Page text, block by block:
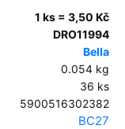
1 ks = 3,50 Kč
DRO11994
Bella
0.054 kg
36 ks
5900516302382
BC27